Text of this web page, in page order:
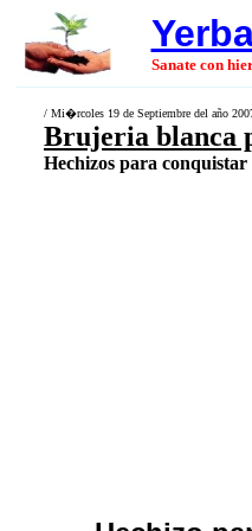
Sanate con
/ Mi�rcoles 19 de Septiembre del año
Brujeria blanca
Hechizos para